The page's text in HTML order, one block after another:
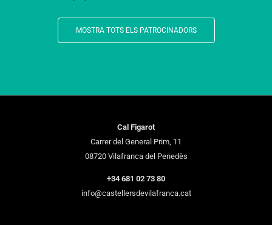
MOSTRA TOTS ELS PATROCINADORS
Cal Figarot
Carrer del General Prim, 11
08720 Vilafranca del Penedès
+34 681 02 73 80
info@castellersdevilafranca.cat